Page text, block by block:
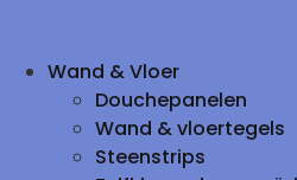
Wand & Vloer
Douchepanelen
Wand & vloertegels
Steenstrips